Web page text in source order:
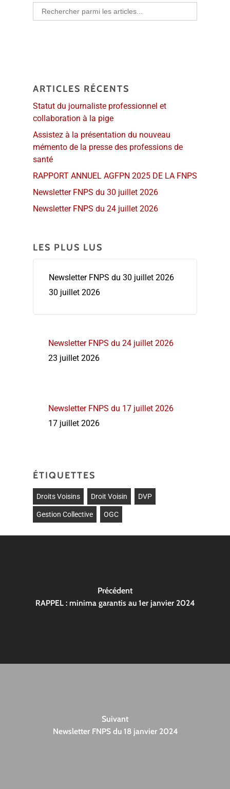
Search
for:
ARTICLES RÉCENTS
Statut du journaliste professionnel et
collaboration à la pige
Assistez à la présentation du nouveau
mémento de la presse des professions de
santé
RAPPORT ANNUEL AGFPN 2025 DE LA FNPS
Newsletter FNPS du 30 juillet 2026
Newsletter FNPS du 24 juillet 2026
LES PLUS LUS
Newsletter FNPS du 30 juillet 2026
30 juillet 2026
Newsletter FNPS du 24 juillet 2026
23 juillet 2026
Newsletter FNPS du 17 juillet 2026
17 juillet 2026
ÉTIQUETTES
Droits Voisins Droit Voisin DVP
Gestion Collective OGC
Précédent
RAPPEL : minima garantis au 1er janvier 2024
Suivant
Newsletter FNPS du 18 janvier 2024